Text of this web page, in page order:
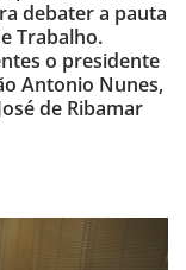
debater a pauta
Trabalho.
o presidente
Antonio Nunes,
de Ribamar